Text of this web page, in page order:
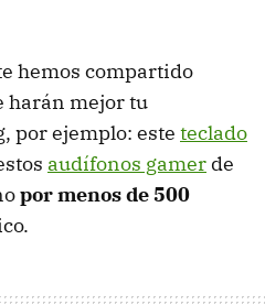
hemos compartido
harán mejor tu
por ejemplo: este teclado
audífonos gamer de
por menos de 500